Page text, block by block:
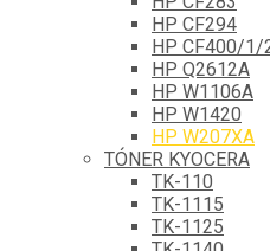
HP CF294
HP CF400/1/
HP Q2612A
HP W1106A
HP W1420
HP W207XA
TÓNER KYOCERA
TK-110
TK-1115
TK-1125